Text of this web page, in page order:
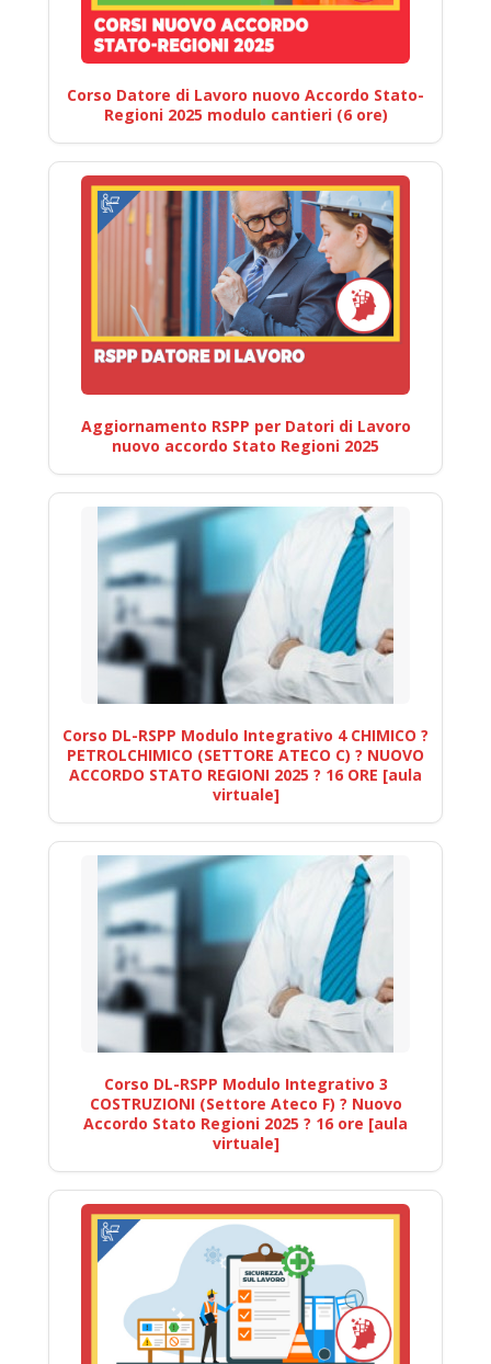
Corso Datore di Lavoro nuovo Accordo Stato-
Regioni 2025 modulo cantieri (6 ore)
Aggiornamento RSPP per Datori di Lavoro
nuovo accordo Stato Regioni 2025
Corso DL-RSPP Modulo Integrativo 4 CHIMICO ?
PETROLCHIMICO (SETTORE ATECO C) ? NUOVO
ACCORDO STATO REGIONI 2025 ? 16 ORE [aula
virtuale]
Corso DL-RSPP Modulo Integrativo 3
COSTRUZIONI (Settore Ateco F) ? Nuovo
Accordo Stato Regioni 2025 ? 16 ore [aula
virtuale]